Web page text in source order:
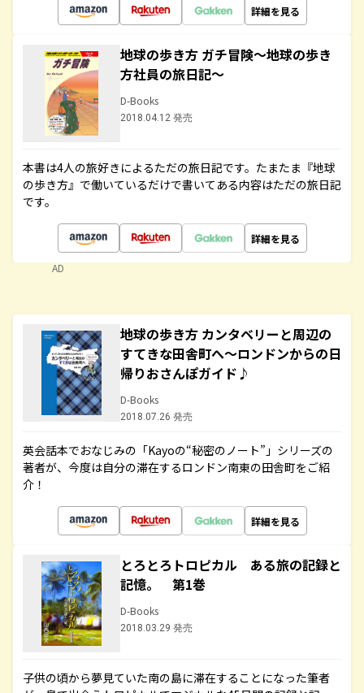
詳細を見る
地球の歩き方 ガチ冒険～地球の歩き
方社員の旅日記～
D-Books
2018.04.12 発売
本書は4人の旅好きによるただの旅日記です。たまたま『地球
の歩き方』で働いているだけで書いてある内容はただの旅日記
です。
詳細を見る
AD
地球の歩き方 カンタベリーと周辺の
すてきな田舎町へ～ロンドンからの日
帰りおさんぽガイド♪
D-Books
2018.07.26 発売
英会話本でおなじみの「Kayoの“秘密のノート”」シリーズの
著者が、今度は自分の滞在するロンドン南東の田舎町をご紹
介！
詳細を見る
とろとろトロピカル ある旅の記録と
記憶。 第1巻
D-Books
2018.03.29 発売
子供の頃から夢見ていた南の島に滞在することになった筆者